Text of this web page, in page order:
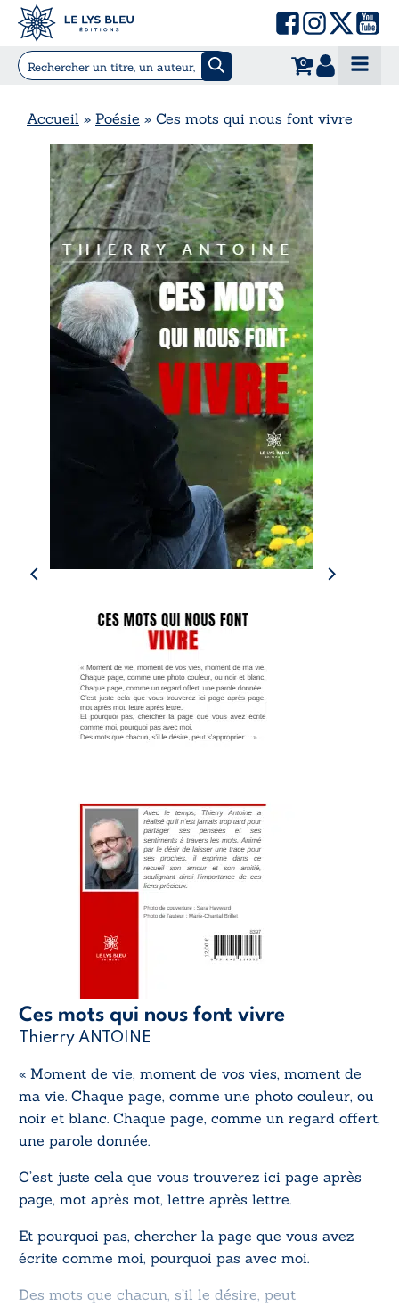
0
Accueil » Poésie » Ces mots qui nous font vivre
Ces mots qui nous font vivre
Thierry ANTOINE
« Moment de vie, moment de vos vies, moment de
ma vie. Chaque page, comme une photo couleur, ou
noir et blanc. Chaque page, comme un regard offert,
une parole donnée.
C’est juste cela que vous trouverez ici page après
page, mot après mot, lettre après lettre.
Et pourquoi pas, chercher la page que vous avez
écrite comme moi, pourquoi pas avec moi.
Des mots que chacun, s’il le désire, peut